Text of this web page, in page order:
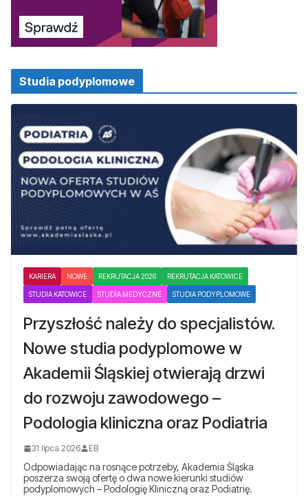
Studia podyplomowe
KARIERA NOWE REKRUTACJA 2026 REKRUTACJA KATOWICE
STUDIA KATOWICE STUDIA MEDYCZNE STUDIA PODYPLOMOWE
Przyszłość należy do specjalistów.
Nowe studia podyplomowe w
Akademii Śląskiej otwierają drzwi
do rozwoju zawodowego –
Podologia kliniczna oraz Podiatria
31 lipca 2026 EB
Odpowiadając na rosnące potrzeby, Akademia Śląska
poszerza swoją ofertę o dwa nowe kierunki studiów
podyplomowych – Podologię Kliniczną oraz Podiatrię.